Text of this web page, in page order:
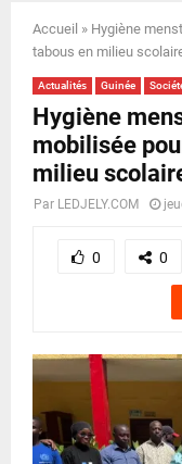
N
U
Accueil » Hygiène
tabous en milieu
Actualités Guinée
Hygiène
mobilisée
milieu
Par LEDJELY.COM
0 0